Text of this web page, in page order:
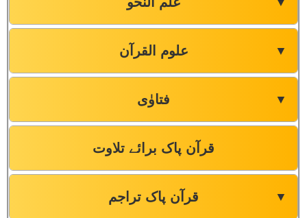
علوم القرآن ▼
فتاوٰی ▼
قرآن پاک برائے تلاوت
قرآن پاک تراجم ▼